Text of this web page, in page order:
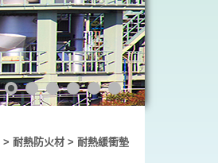
> 耐熱防火材 > 耐熱緩衝墊